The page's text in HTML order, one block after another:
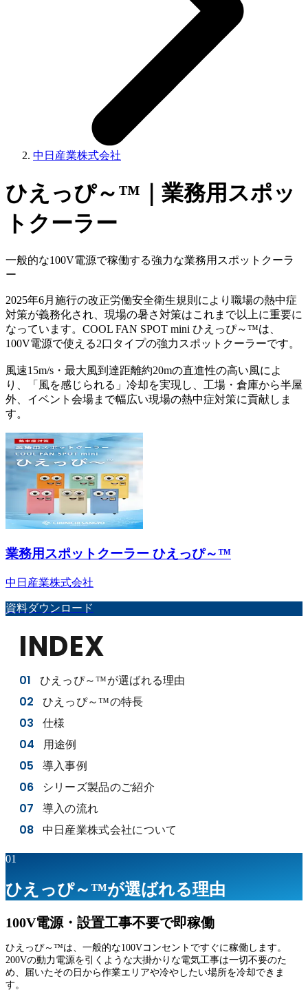
中日産業株式会社
ひえっぴ～™｜業務用スポッ
トクーラー
一般的な100V電源で稼働する強力な業務用スポットクーラ
ー
2025年6月施行の改正労働安全衛生規則により職場の熱中症
対策が義務化され、現場の暑さ対策はこれまで以上に重要に
なっています。COOL FAN SPOT mini ひえっぴ～™は、
100V電源で使える2口タイプの強力スポットクーラーです。
風速15m/s・最大風到達距離約20mの直進性の高い風によ
り、「風を感じられる」冷却を実現し、工場・倉庫から半屋
外、イベント会場まで幅広い現場の熱中症対策に貢献しま
す。
業務用スポットクーラー ひえっぴ～™
中日産業株式会社
資料ダウンロード
INDEX
01 ひえっぴ～™が選ばれる理由
02 ひえっぴ～™の特長
03 仕様
04 用途例
05 導入事例
06 シリーズ製品のご紹介
07 導入の流れ
08 中日産業株式会社について
01
ひえっぴ～™が選ばれる理由
100V電源・設置工事不要で即稼働
ひえっぴ～™は、一般的な100Vコンセントですぐに稼働します。
200Vの動力電源を引くような大掛かりな電気工事は一切不要のた
め、届いたその日から作業エリアや冷やしたい場所を冷却できま
す。